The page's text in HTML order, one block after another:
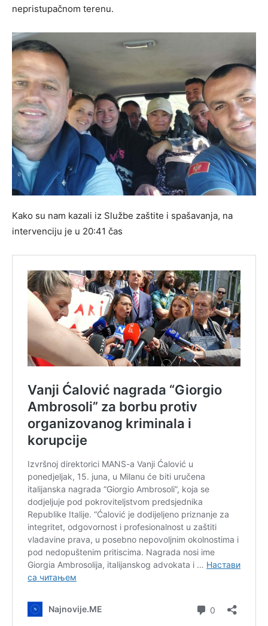
nepristupačnom terenu.
Kako su nam kazali iz Službe zaštite i spašavanja, na
intervenciju je u 20:41 čas